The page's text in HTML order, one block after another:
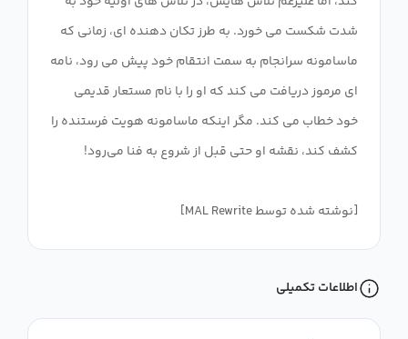
شدت شکست می خورد. به طرز تکان دهنده ای، زمانی که
ماسامونه سرانجام به سمت انتقام خود پیش می رود، نامه
ای مرموز دریافت می کند که او را با نام مستعار قدیمی
خود خطاب می کند. مگر اینکه ماسامونه هویت فرستنده را
[نوشته شده توسط MAL Rewrite]
اطلاعات تکمیلی